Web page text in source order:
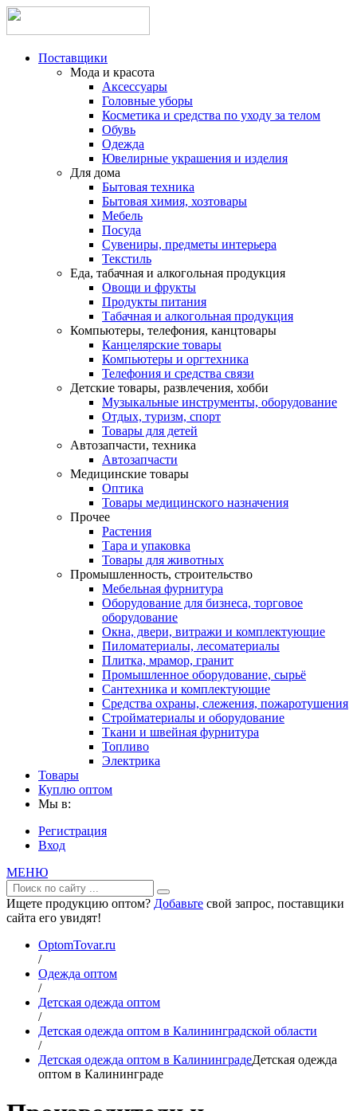
Поставщики
Мода и красота
Аксессуары
Головные уборы
Косметика и средства по уходу за телом
Обувь
Одежда
Ювелирные украшения и изделия
Для дома
Бытовая техника
Бытовая химия, хозтовары
Мебель
Посуда
Сувениры, предметы интерьера
Текстиль
Еда, табачная и алкогольная продукция
Овощи и фрукты
Продукты питания
Табачная и алкогольная продукция
Компьютеры, телефония, канцтовары
Канцелярские товары
Компьютеры и оргтехника
Телефония и средства связи
Детские товары, развлечения, хобби
Музыкальные инструменты, оборудование
Отдых, туризм, спорт
Товары для детей
Автозапчасти, техника
Автозапчасти
Медицинские товары
Оптика
Товары медицинского назначения
Прочее
Растения
Тара и упаковка
Товары для животных
Промышленность, строительство
Мебельная фурнитура
Оборудование для бизнеса, торговое
оборудование
Окна, двери, витражи и комплектующие
Пиломатериалы, лесоматериалы
Плитка, мрамор, гранит
Промышленное оборудование, сырьё
Сантехника и комплектующие
Средства охраны, слежения, пожаротушения
Стройматериалы и оборудование
Ткани и швейная фурнитура
Топливо
Электрика
Товары
Куплю оптом
Мы в:
Регистрация
Вход
МЕНЮ
Ищете продукцию оптом? Добавьте свой запрос, поставщики
сайта его увидят!
OptomTovar.ru
/
Одежда оптом
/
Детская одежда оптом
/
Детская одежда оптом в Калининградской области
/
Детская одежда оптом в КалининградеДетская одежда
оптом в Калининграде